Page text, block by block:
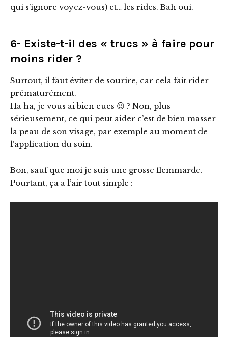
qui s’ignore voyez-vous) et… les rides. Bah oui.
6- Existe-t-il des « trucs » à faire pour
moins rider ?
Surtout, il faut éviter de sourire, car cela fait rider
prématurément.
Ha ha, je vous ai bien eues 😉 ? Non, plus
sérieusement, ce qui peut aider c’est de bien masser
la peau de son visage, par exemple au moment de
l’application du soin.
Bon, sauf que moi je suis une grosse flemmarde.
Pourtant, ça a l’air tout simple :